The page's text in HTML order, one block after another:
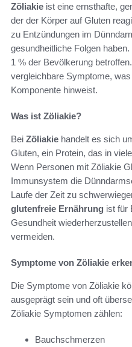
Zöliakie ist eine ernsthafte,
der der Körper auf Gluten
zu Entzündungen im
gesundheitliche Folgen
1 % der Bevölkerung
vergleichbare Symptome,
Komponente hinweist.
Was ist Zöliakie?
Bei Zöliakie handelt es sich
Gluten, ein Protein, das in
Wenn Personen mit Zöliakie
Immunsystem die
Laufe der Zeit zu
glutenfreie Ernährung ist für
Gesundheit
vermeiden.
Symptome von Zöliakie
Die Symptome von Zöliakie
ausgeprägt sein und oft
Zöliakie Symptomen zählen:
Bauchschmerzen